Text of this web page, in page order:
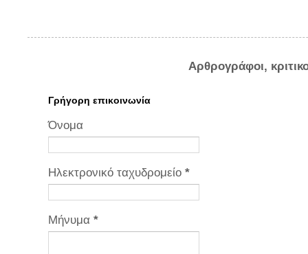
Αρθρογράφοι,
Γρήγορη επικοινωνία
Όνομα
Ηλεκτρονικό ταχυδρομείο *
Μήνυμα *